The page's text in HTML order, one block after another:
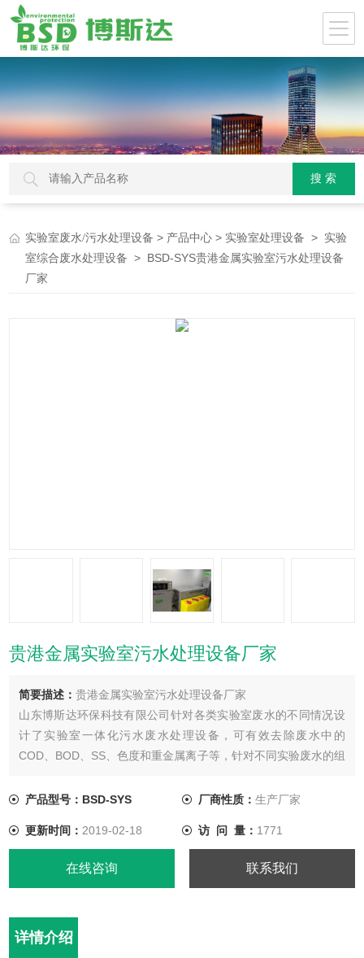
实验室废水/污水处理设备 > 产品中心 > 实验室处理设备 > 实验
室综合废水处理设备 > BSD-SYS贵港金属实验室污水处理设备
厂家
贵港金属实验室污水处理设备厂家
简要描述：贵港金属实验室污水处理设备厂家
山东博斯达环保科技有限公司针对各类实验室废水的不同情况设
计了实验室一体化污水废水处理设备，可有效去除废水中的
COD、BOD、SS、色度和重金属离子等，针对不同实验废水的组
有技术、自动化程度高、无需专人职守、处理效果好、占地面积
产品型号：BSD-SYS 厂商性质： 生产厂家
更新时间： 2019-02-18 访 问 量： 1771
在线咨询 联系我们
详情介绍